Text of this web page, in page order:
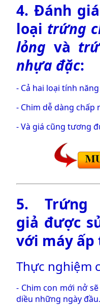
4. Đánh
loại trứng
lỏng và
nhựa đặc:
- Cả hai loại tính
- Chim dễ dàng chấp
- Và giá cũng tương
5.
giả được
với máy
Thực nghiệm
- Chim con mới nở
diều những ngày đầu.